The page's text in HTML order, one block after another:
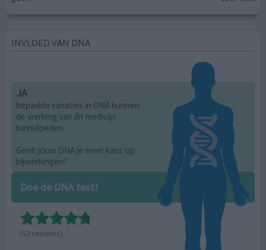
INVLOED VAN DNA
JA
bepaalde variaties in DNA kunnen
de werking van dit medicijn
beïnvloeden.
Geeft jouw DNA je meer kans op
bijwerkingen?
Doe de DNA test!
(52 reviews)